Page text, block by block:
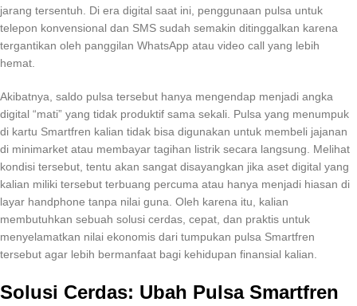
jarang tersentuh. Di era digital saat ini, penggunaan pulsa untuk
telepon konvensional dan SMS sudah semakin ditinggalkan karena
tergantikan oleh panggilan WhatsApp atau video call yang lebih
hemat.
Akibatnya, saldo pulsa tersebut hanya mengendap menjadi angka
digital “mati” yang tidak produktif sama sekali. Pulsa yang menumpuk
di kartu Smartfren kalian tidak bisa digunakan untuk membeli jajanan
di minimarket atau membayar tagihan listrik secara langsung. Melihat
kondisi tersebut, tentu akan sangat disayangkan jika aset digital yang
kalian miliki tersebut terbuang percuma atau hanya menjadi hiasan di
layar handphone tanpa nilai guna. Oleh karena itu, kalian
membutuhkan sebuah solusi cerdas, cepat, dan praktis untuk
menyelamatkan nilai ekonomis dari tumpukan pulsa Smartfren
tersebut agar lebih bermanfaat bagi kehidupan finansial kalian.
Solusi Cerdas: Ubah Pulsa Smartfren